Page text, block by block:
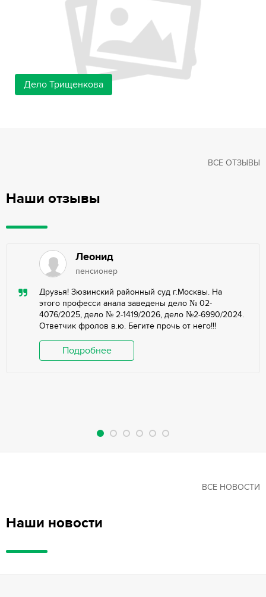
Дело Трищенкова
Наши отзывы
ВСЕ ОТЗЫВЫ
Леонид
пенсионер
Друзья! Зюзинский районный суд г.Москвы. На
этого професси анала заведены дело № 02-
4076/2025, дело № 2-1419/2026, дело №2-6990/2024.
Ответчик фролов в.ю. Бегите прочь от него!!!
Подробнее
Наши новости
ВСЕ НОВОСТИ